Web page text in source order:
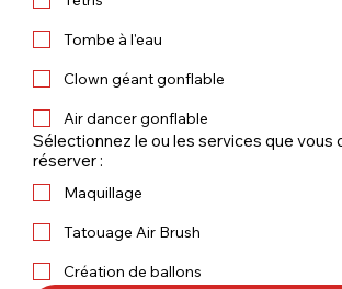
Tombe à l'eau
Clown géant gonflable
Air dancer gonflable
Sélectionnez le ou les services que vous
réserver :
Maquillage
Tatouage Air Brush
Création de ballons